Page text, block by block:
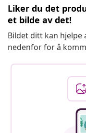
Liker du det
et bilde av det!
Bildet ditt kan hjelpe
nedenfor for å